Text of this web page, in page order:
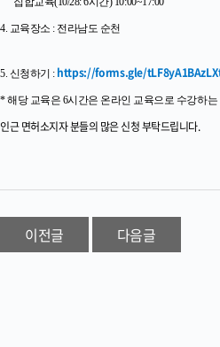
4. 교육장소 : 전라남도 순천
5. 신청하기 : https://forms.gle/
* 해당 교육은 6시간은 온라인 교육으로 수강하
인근 면허소지자 분들의 많은 신청 부탁드립니다.
이전글 다음글